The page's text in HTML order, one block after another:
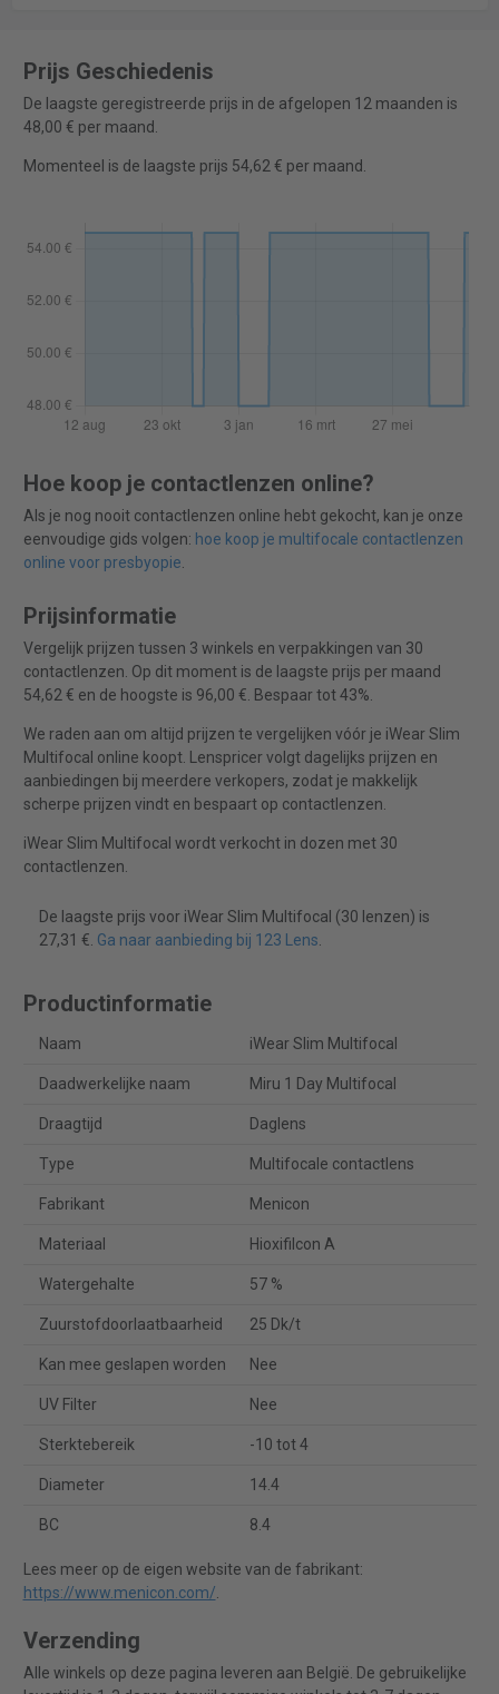
Prijs Geschiedenis
De laagste geregistreerde prijs in de afgelopen 12 maanden is
48,00 € per maand.
Momenteel is de laagste prijs 54,62 € per maand.
Hoe koop je contactlenzen online?
Als je nog nooit contactlenzen online hebt gekocht, kan je onze
eenvoudige gids volgen: hoe koop je multifocale contactlenzen
online voor presbyopie.
Prijsinformatie
Vergelijk prijzen tussen 3 winkels en verpakkingen van 30
contactlenzen. Op dit moment is de laagste prijs per maand
54,62 € en de hoogste is 96,00 €. Bespaar tot 43%.
We raden aan om altijd prijzen te vergelijken vóór je iWear Slim
Multifocal online koopt. Lenspricer volgt dagelijks prijzen en
aanbiedingen bij meerdere verkopers, zodat je makkelijk
scherpe prijzen vindt en bespaart op contactlenzen.
iWear Slim Multifocal wordt verkocht in dozen met 30
contactlenzen.
De laagste prijs voor iWear Slim Multifocal (30 lenzen) is
27,31 €. Ga naar aanbieding bij 123 Lens.
Productinformatie
Naam iWear Slim Multifocal
Daadwerkelijke naam Miru 1 Day Multifocal
Draagtijd Daglens
Type Multifocale contactlens
Fabrikant Menicon
Materiaal Hioxifilcon A
Watergehalte 57 %
Zuurstofdoorlaatbaarheid 25 Dk/t
Kan mee geslapen worden Nee
UV Filter Nee
Sterktebereik -10 tot 4
Diameter 14.4
BC 8.4
Lees meer op de eigen website van de fabrikant:
https://www.menicon.com/.
Verzending
Alle winkels op deze pagina leveren aan België. De gebruikelijke